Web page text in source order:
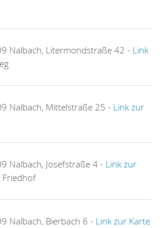
Nalbach, Litermondstraße 42 - Link
Nalbach, Mittelstraße 25 - Link zur
Nalbach, Josefstraße 4 - Link zur
Friedhof
Nalbach, Bierbach 6 - Link zur Karte